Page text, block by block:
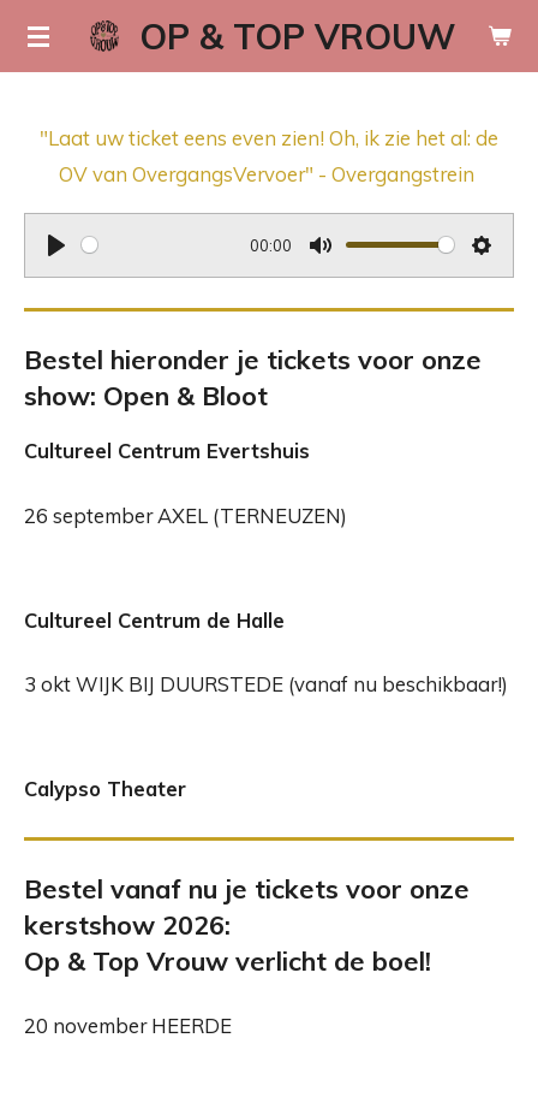
Ga
hoofdinhoud
OP & TOP VROUW
"Laat uw ticket eens even zien! Oh, ik zie het al: de
OV van OvergangsVervoer" - Overgangstrein
P
l
y
00:00
M
u
e
S
e
Bestel hieronder je tickets voor onze
show: Open & Bloot
Cultureel Centrum Evertshuis
26 september AXEL (TERNEUZEN)
Cultureel Centrum de Halle
3 okt WIJK BIJ DUURSTEDE (vanaf nu beschikbaar!)
Calypso Theater
Bestel vanaf nu je tickets voor onze
kerstshow 2026:
Op & Top Vrouw verlicht de boel!
20 november HEERDE